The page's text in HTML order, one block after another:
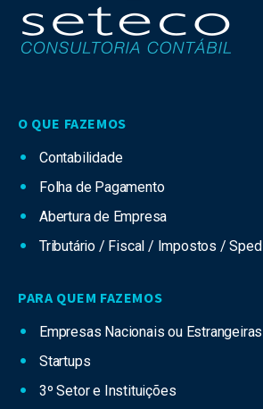
O QUE FAZEMOS
Contabilidade
Folha de Pagamento
Abertura de Empresa
Tributário / Fiscal / Impostos / Sped
PARA QUEM FAZEMOS
Empresas Nacionais ou Estrangeiras
Startups
3º Setor e Instituições